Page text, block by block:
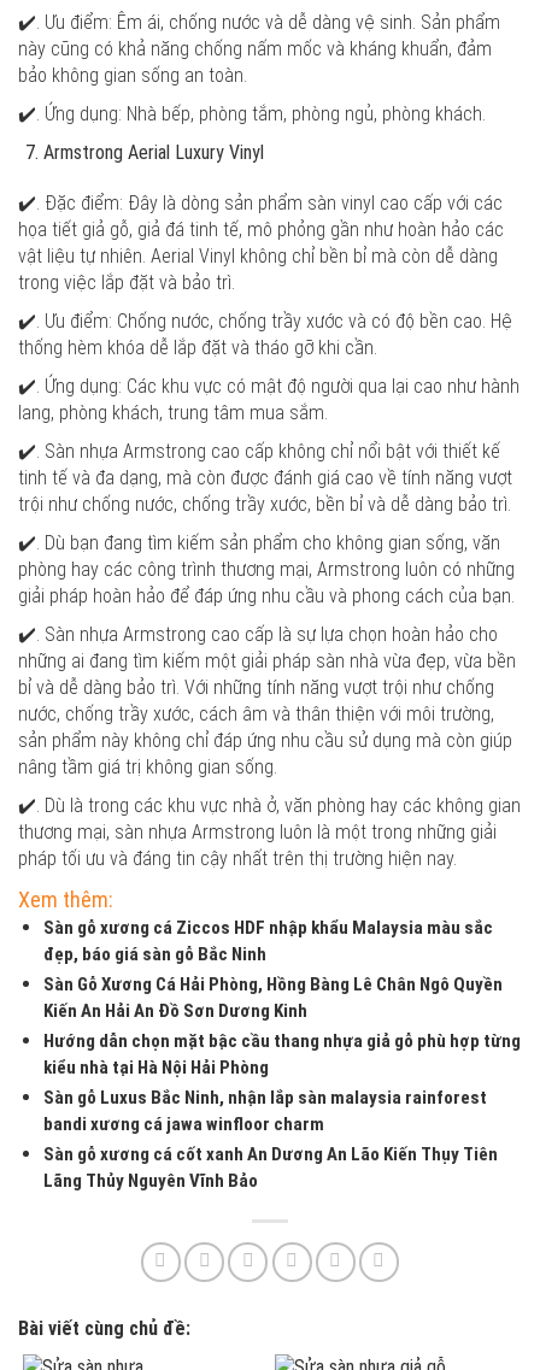
✔️. Ưu điểm: Êm ái, chống nước và dễ dàng vệ sinh. Sản phẩm
này cũng có khả năng chống nấm mốc và kháng khuẩn, đảm
bảo không gian sống an toàn.
✔️. Ứng dụng: Nhà bếp, phòng tắm, phòng ngủ, phòng khách.
Armstrong Aerial Luxury Vinyl
✔️. Đặc điểm: Đây là dòng sản phẩm sàn vinyl cao cấp với các
họa tiết giả gỗ, giả đá tinh tế, mô phỏng gần như hoàn hảo các
vật liệu tự nhiên. Aerial Vinyl không chỉ bền bỉ mà còn dễ dàng
trong việc lắp đặt và bảo trì.
✔️. Ưu điểm: Chống nước, chống trầy xước và có độ bền cao. Hệ
thống hèm khóa dễ lắp đặt và tháo gỡ khi cần.
✔️. Ứng dụng: Các khu vực có mật độ người qua lại cao như hành
lang, phòng khách, trung tâm mua sắm.
✔️. Sàn nhựa Armstrong cao cấp không chỉ nổi bật với thiết kế
tinh tế và đa dạng, mà còn được đánh giá cao về tính năng vượt
trội như chống nước, chống trầy xước, bền bỉ và dễ dàng bảo trì.
✔️. Dù bạn đang tìm kiếm sản phẩm cho không gian sống, văn
phòng hay các công trình thương mại, Armstrong luôn có những
giải pháp hoàn hảo để đáp ứng nhu cầu và phong cách của bạn.
✔️. Sàn nhựa Armstrong cao cấp là sự lựa chọn hoàn hảo cho
những ai đang tìm kiếm một giải pháp sàn nhà vừa đẹp, vừa bền
bỉ và dễ dàng bảo trì. Với những tính năng vượt trội như chống
nước, chống trầy xước, cách âm và thân thiện với môi trường,
sản phẩm này không chỉ đáp ứng nhu cầu sử dụng mà còn giúp
nâng tầm giá trị không gian sống.
✔️. Dù là trong các khu vực nhà ở, văn phòng hay các không gian
thương mại, sàn nhựa Armstrong luôn là một trong những giải
pháp tối ưu và đáng tin cậy nhất trên thị trường hiện nay.
Xem thêm:
Sàn gỗ xương cá Ziccos HDF nhập khẩu Malaysia màu sắc
đẹp, báo giá sàn gỗ Bắc Ninh
Sàn Gỗ Xương Cá Hải Phòng, Hồng Bàng Lê Chân Ngô Quyền
Kiến An Hải An Đồ Sơn Dương Kinh
Hướng dẫn chọn mặt bậc cầu thang nhựa giả gỗ phù hợp từng
kiểu nhà tại Hà Nội Hải Phòng
Sàn gỗ Luxus Bắc Ninh, nhận lắp sàn malaysia rainforest
bandi xương cá jawa winfloor charm
Sàn gỗ xương cá cốt xanh An Dương An Lão Kiến Thụy Tiên
Lãng Thủy Nguyên Vĩnh Bảo
Bài viết cùng chủ đề: